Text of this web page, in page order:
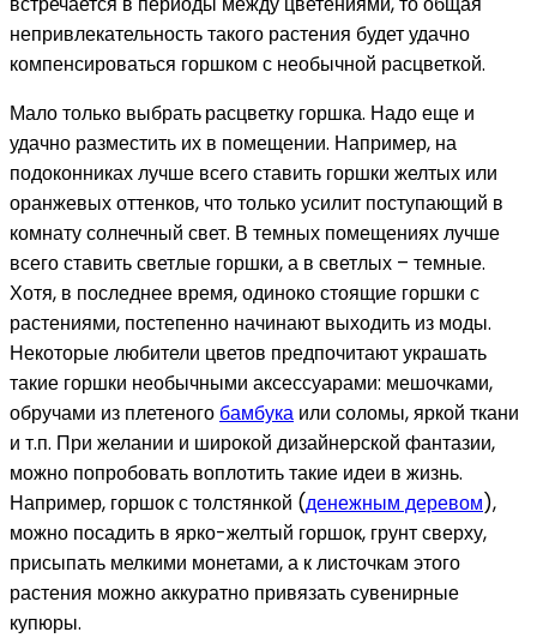
непривлекательность такого растения будет удачно
компенсироваться горшком с необычной расцветкой.
Мало только выбратьрасцветку горшка. Надо еще и
удачно разместить их в помещении. Например, на
подоконниках лучше всего ставить горшки желтых или
оранжевых оттенков, что только усилит поступающий в
комнату солнечный свет. В темных помещениях лучше
всего ставить светлые горшки, а в светлых – темные.
Хотя, в последнее время, одиноко стоящие горшки с
растениями, постепенно начинают выходить из моды.
Некоторые любители цветов предпочитают украшать
такие горшки необычными аксессуарами: мешочками,
обручами из плетеного бамбука или соломы, яркой ткани
и т.п. При желании и широкой дизайнерской фантазии,
можно попробовать воплотить такие идеи в жизнь.
Например, горшок с толстянкой (денежным деревом),
можно посадить в ярко-желтый горшок, грунт сверху,
присыпать мелкими монетами, а к листочкам этого
растения можно аккуратно привязать сувенирные
купюры.